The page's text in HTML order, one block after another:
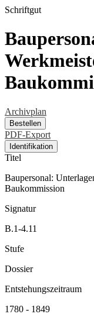
Schriftgut
Archivplan
Bestellen
PDF-Export
Identifikation
Titel
Baupersonal:
Baukommission
Signatur
B.1-4.11
Stufe
Dossier
Entstehungszeitraum
1780 - 1849